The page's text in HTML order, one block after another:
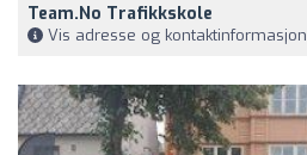
Team.no Trafikkskole
Vis adresse og kontaktinformasjon